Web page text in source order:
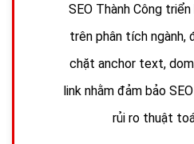
SEO Thành Công
trên phân tích ngành,
chặt anchor text,
link nhằm đảm bảo
rủi ro thuật